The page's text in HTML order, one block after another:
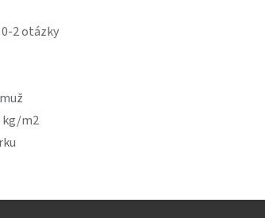
2 otázky
kg/m2